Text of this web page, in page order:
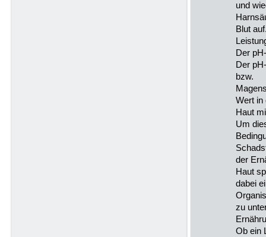
und
Blut
Der
Der
bzw.
Wert in
Haut
Um
der
Haut
dabei
zu
Ob ein